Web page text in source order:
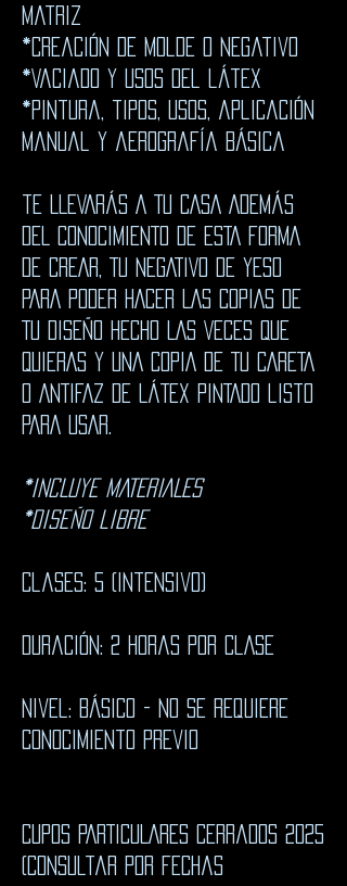
matriz
*creación de molde o negativo
*Vaciado y usos del látex
*Pintura, tipos, usos, aplicación
manual y aerografía básica
tE LLEVARÁS A TU CASA ADEMÁS
DEL CONOCIMIENTO DE ESTA FORMA
DE CREAR, TU NEGATIVO DE YESO
PARA PODER HACER LAS COPIAS DE
TU DISEÑO HECHO LAS VECES QUE
QUIERAS Y UNA COPIA DE TU CARETA
O ANTIFAZ DE LÁTEX PINTADO listo
PARA USAR.
*iNCLUYE MATERIALES
*diseño libre
Clases: 5 (intensivo)
Duración: 2 horas por clAse
nivel: básico - no se requiere
conocimiento previo
CUPOS PARTICULARES cerrados 2025
(consultar por fechas